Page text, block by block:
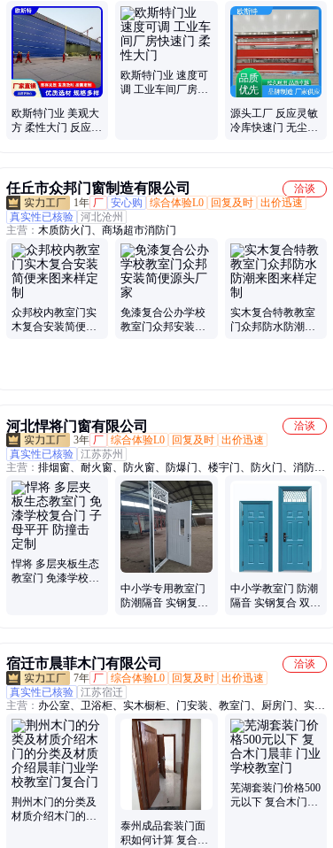
门、地下车库快速门、快速堆积门、柔性门、硬质快速门、快速卷帘
门
欧斯特门业 美观大
方 柔性大门 反应迅
欧斯特门业 速度可
调 工业车间厂房快
源头工厂 反应灵敏
冷库快速门 无尘车
任丘市众邦门窗制造有限公司
洽谈
1年 厂 安心购 综合体验L0 回复及时 出价迅速
真实性已核验 河北沧州
主营： 木质防火门、商场超市消防门
众邦校内教室门实
木复合安装简便来
免漆复合公办学校
教室门众邦安装简
实木复合特教教室
门众邦防水防潮来
河北悍将门窗有限公司
洽谈
3年 厂 综合体验L0 回复及时 出价迅速
真实性已核验 江苏苏州
主营： 排烟窗、耐火窗、防火窗、防爆门、楼宇门、防火门、消防
门、泄爆门、教室门、保温门、工程门、防夹手门、幼儿园门、抗风
压门、阻燃防盗门、隔热窗、防火隔断、铝质防火、排烟天窗、商场
楼梯、遮光窗户、平开窗户、防尘窗户、家用铝合金、定做铝合金
悍将 多层夹板生态
教室门 免漆学校复
中小学专用教室门
防潮隔音 实钢复合
中小学教室门 防潮
隔音 实钢复合 双包
宿迁市晨菲木门有限公司
洽谈
7年 厂 综合体验L0 回复及时 出价迅速
真实性已核验 江苏宿迁
主营： 办公室、卫浴柜、实木橱柜、门安装、教室门、厨房门、实木
门、衣柜门、卧室门、夹板门、套装门、病房门、橱柜门、拼装门、
推拉门、免漆门、工程门、医院门、生态门、成品门、烤漆门、家用
木门、卫生间门、三合板门、厨房橱柜
荆州木门的分类及
材质介绍木门的分
泰州成品套装门面
积如何计算 复合木
芜湖套装门价格500
元以下 复合木门晨